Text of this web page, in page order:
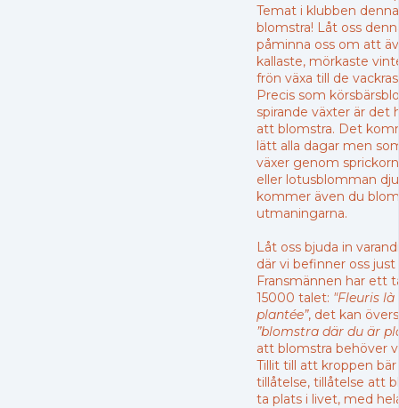
Temat i klubben
blomstra! Låt oss
påminna oss om att
kallaste, mörkaste
frön växa till de
Precis som
spirande växter är det
att blomstra. Det
lätt alla dagar men
växer genom
eller lotusblomman
kommer även du
utmaningarna.
Låt oss bjuda in
där vi befinner oss just
Fransmännen har ett
15000 talet: "Fleuris là
plantée”, det kan
”blomstra där du är
att blomstra behöver
Tillit till att kroppen
tillåtelse, tillåtelse att
ta plats i livet, med